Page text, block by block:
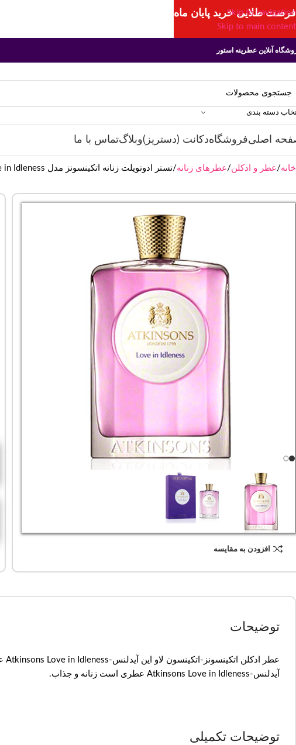
Skip to navigation
Skip to main content
آنلاین عطرینه استور
دسته بندی
اصلیفروشگاهدکانت (دستریز)وبلاگتماس با ما
خانه عطر و ادکلن عطرهای زنانه تستر ادوتویلت زنانه اتکینسونز مدل Love in Idleness
افزودن به مقایسه
توضیحات
آیدلنس-Atkinsons Love in Idleness عطری است زنانه و جذاب.
توضیحات تکمیلی
فرصت طلایی خرید پایان ماه